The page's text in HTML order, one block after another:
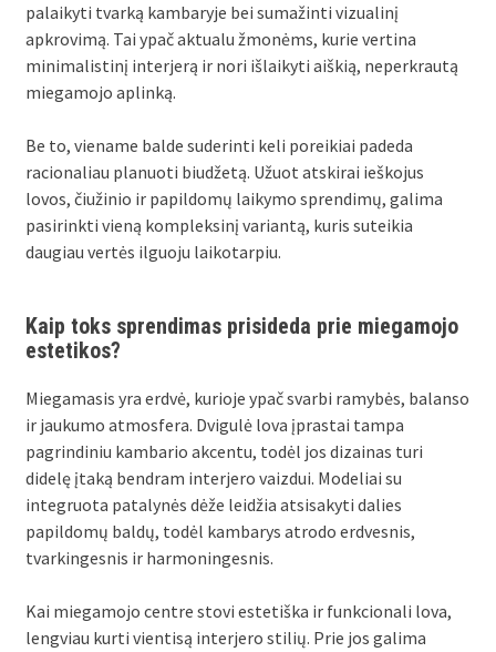
palaikyti tvarką kambaryje bei sumažinti vizualinį
apkrovimą. Tai ypač aktualu žmonėms, kurie vertina
minimalistinį interjerą ir nori išlaikyti aiškią, neperkrautą
miegamojo aplinką.
Be to, viename balde suderinti keli poreikiai padeda
racionaliau planuoti biudžetą. Užuot atskirai ieškojus
lovos, čiužinio ir papildomų laikymo sprendimų, galima
pasirinkti vieną kompleksinį variantą, kuris suteikia
daugiau vertės ilguoju laikotarpiu.
Kaip toks sprendimas prisideda prie miegamojo
estetikos?
Miegamasis yra erdvė, kurioje ypač svarbi ramybės, balanso
ir jaukumo atmosfera. Dvigulė lova įprastai tampa
pagrindiniu kambario akcentu, todėl jos dizainas turi
didelę įtaką bendram interjero vaizdui. Modeliai su
integruota patalynės dėže leidžia atsisakyti dalies
papildomų baldų, todėl kambarys atrodo erdvesnis,
tvarkingesnis ir harmoningesnis.
Kai miegamojo centre stovi estetiška ir funkcionali lova,
lengviau kurti vientisą interjero stilių. Prie jos galima